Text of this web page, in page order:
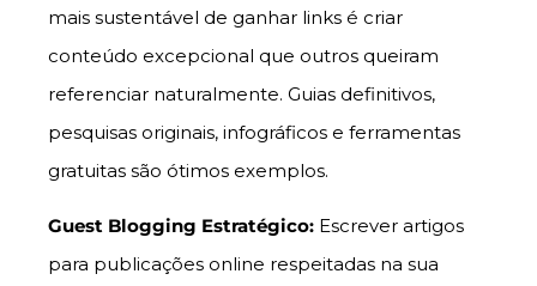
mais sustentável de ganhar links é criar
conteúdo excepcional que outros queiram
referenciar naturalmente. Guias definitivos,
pesquisas originais, infográficos e ferramentas
gratuitas são ótimos exemplos.
Guest Blogging Estratégico: Escrever artigos
para publicações online respeitadas na sua